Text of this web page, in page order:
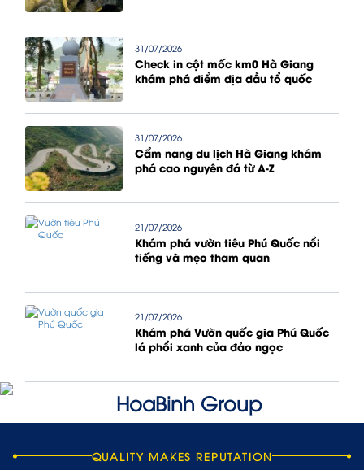
31/07/2026
Check in cột mốc km0 Hà Giang
khám phá điểm địa đầu tổ quốc
31/07/2026
Cẩm nang du lịch Hà Giang khám
phá cao nguyên đá từ A-Z
21/07/2026
Khám phá vườn tiêu Phú Quốc nổi
tiếng và mẹo tham quan
21/07/2026
Khám phá Vườn quốc gia Phú Quốc
lá phổi xanh của đảo ngọc
QUALITY MAKES REPUTATION